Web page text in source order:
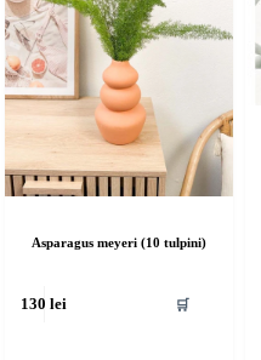
Asparagus meyeri (10 tulpini)
130lei 🛒